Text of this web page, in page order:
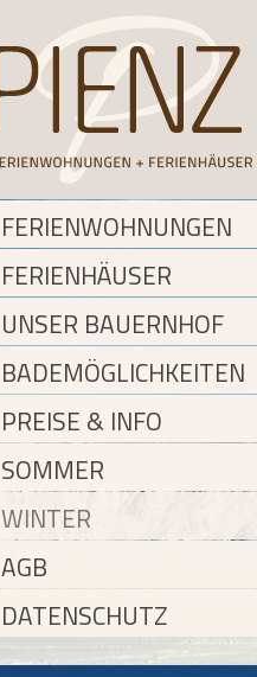
FERIENWOHNUNGEN
FERIENHÄUSER
UNSER BAUERNHOF
BADEMÖGLICHKEITEN
PREISE & INFO
SOMMER
WINTER
AGB
DATENSCHUTZ